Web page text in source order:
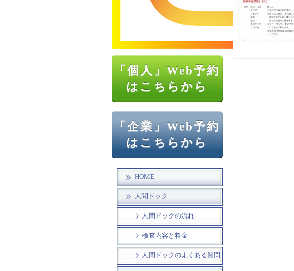
「個人」Web予約
はこちらから
「企業」Web予約
はこちらから
HOME
人間ドック
人間ドックの流れ
検査内容と料金
人間ドックのよくある質問